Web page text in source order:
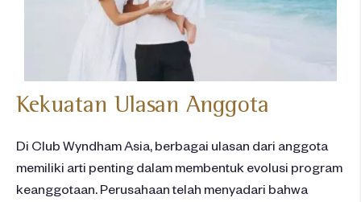
Kekuatan Ulasan Anggota
Di Club Wyndham Asia, berbagai ulasan dari anggota
memiliki arti penting dalam membentuk evolusi program
keanggotaan . Perusahaantelah menyadari bahwa